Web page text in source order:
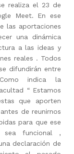
realiza el 23 de
Meet. En ese
las aportaciones
una dinámica
a las ideas y
reales . Todos
difundirán entre
Como indica la
“ Estamos
que aporten
de reunirnos
para que ese
funcional ,
declaración de